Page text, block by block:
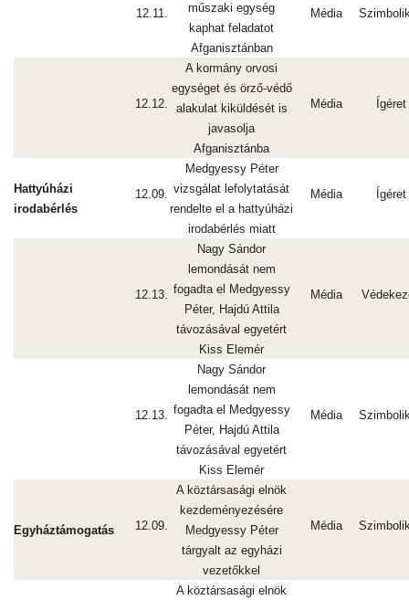
12.11.
műszaki egység
kaphat feladatot
Afganisztánban
Média
12.12.
A kormány orvosi
egységet és örző-védő
alakulat kiküldését is
javasolja
Afganisztánba
Média Ígéret
Hattyúházi
irodabérlés
12.09.
Medgyessy Péter
vizsgálat lefolytatását
rendelte el a hattyúházi
irodabérlés miatt
Média Ígéret
12.13.
Nagy Sándor
lemondását nem
fogadta el Medgyessy
Péter, Hajdú Attila
távozásával egyetért
Kiss Elemér
Média
12.13.
Nagy Sándor
lemondását nem
fogadta el Medgyessy
Péter, Hajdú Attila
távozásával egyetért
Kiss Elemér
Média
Egyháztámogatás 12.09.
A köztársasági elnök
kezdeményezésére
Medgyessy Péter
tárgyalt az egyházi
vezetőkkel
Média
A köztársasági elnök